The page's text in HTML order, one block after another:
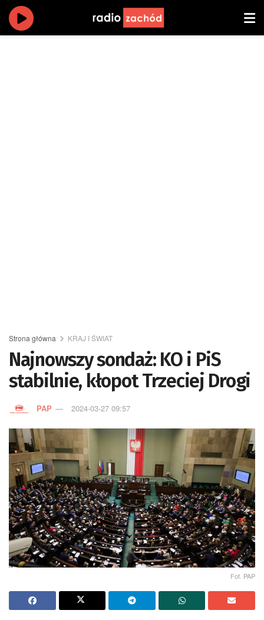
Strona główna KRAJ I ŚWIAT
Najnowszy sondaż: KO i PiS
stabilnie, kłopot Trzeciej Drogi
PAP 2024-03-27 09:57
Fot. PAP